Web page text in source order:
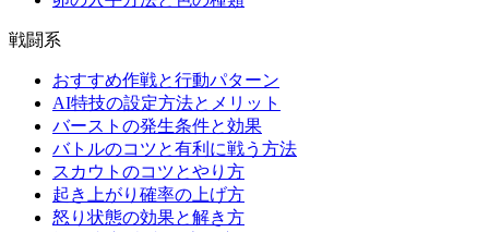
戦闘系
おすすめ作戦と行動パターン
AI特技の設定方法とメリット
バーストの発生条件と効果
バトルのコツと有利に戦う方法
スカウトのコツとやり方
起き上がり確率の上げ方
怒り状態の効果と解き方